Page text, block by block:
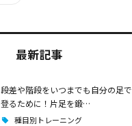
最新記事
段差や階段をいつまでも自分の足で
登るために！片足を鍛…
種目別トレーニング